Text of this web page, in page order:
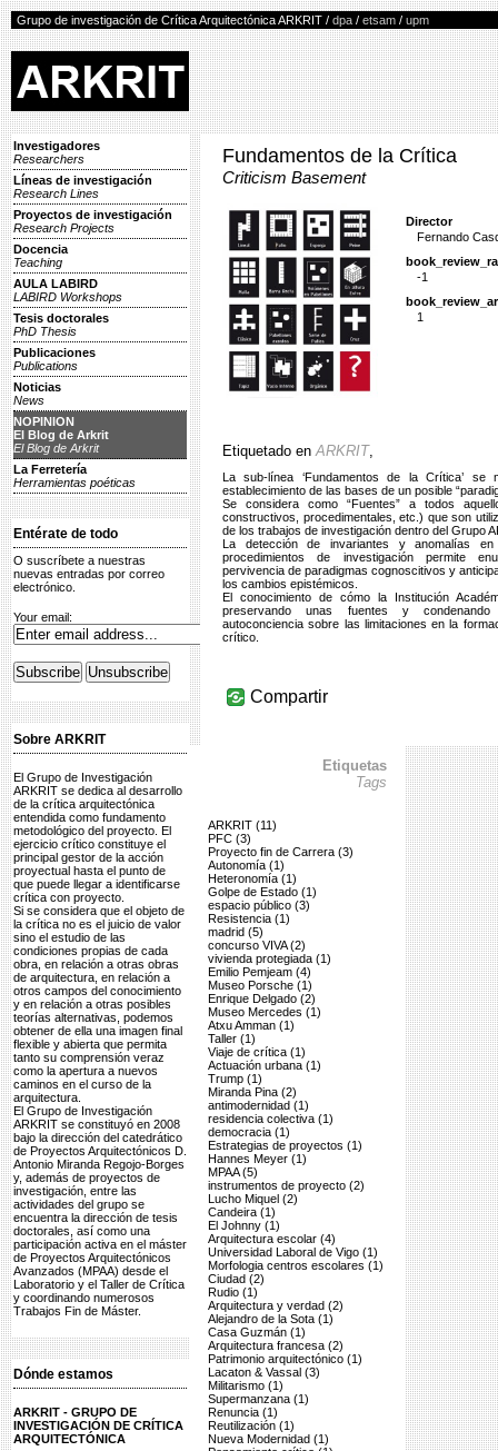
Grupo de investigación de Crítica Arquitectónica ARKRIT / dpa / etsam / upm
Investigadores
Researchers
Líneas de investigación
Research Lines
Proyectos de investigación
Research Projects
Docencia
Teaching
AULA LABIRD
LABIRD Workshops
Tesis doctorales
PhD Thesis
Publicaciones
Publications
Noticias
News
NOPINION
El Blog de Arkrit
El Blog de Arkrit
La Ferretería
Herramientas poéticas
Entérate de todo
O suscríbete a nuestras
nuevas entradas por correo
electrónico.
Your email:
Sobre ARKRIT
El Grupo de Investigación
ARKRIT se dedica al desarrollo
de la crítica arquitectónica
entendida como fundamento
metodológico del proyecto. El
ejercicio crítico constituye el
principal gestor de la acción
proyectual hasta el punto de
que puede llegar a identificarse
crítica con proyecto.
Si se considera que el objeto de
la crítica no es el juicio de valor
sino el estudio de las
condiciones propias de cada
obra, en relación a otras obras
de arquitectura, en relación a
otros campos del conocimiento
y en relación a otras posibles
teorías alternativas, podemos
obtener de ella una imagen final
flexible y abierta que permita
tanto su comprensión veraz
como la apertura a nuevos
caminos en el curso de la
arquitectura.
El Grupo de Investigación
ARKRIT se constituyó en 2008
bajo la dirección del catedrático
de Proyectos Arquitectónicos D.
Antonio Miranda Regojo-Borges
y, además de proyectos de
investigación, entre las
actividades del grupo se
encuentra la dirección de tesis
doctorales, así como una
participación activa en el máster
de Proyectos Arquitectónicos
Avanzados (MPAA) desde el
Laboratorio y el Taller de Crítica
y coordinando numerosos
Trabajos Fin de Máster.
Dónde estamos
ARKRIT - GRUPO DE
INVESTIGACIÓN DE CRÍTICA
ARQUITECTÓNICA
Fundamentos de la Crítica
Criticism Basement
Director
Fernando
-1
1
Etiquetado enARKRIT,
La sub-línea ‘Fundamentos de la Crítica’ se
establecimiento de las bases de un posible
Se considera como “Fuentes” a todos
constructivos, procedimentales, etc.) que son
de los trabajos de investigación dentro del Grupo
La detección de invariantes y anomalías
procedimientos de investigación permite
pervivencia de paradigmas cognoscitivos y
los cambios epistémicos.
El conocimiento de cómo la Institución
preservando unas fuentes y
autoconciencia sobre las limitaciones en la
crítico.
Compartir
Etiquetas
Tags
ARKRIT (11)
PFC (3)
Proyecto fin de Carrera (3)
Autonomía (1)
Heteronomía (1)
Golpe de Estado (1)
espacio público (3)
Resistencia (1)
madrid (5)
concurso VIVA (2)
vivienda protegiada (1)
Emilio Pemjeam (4)
Museo Porsche (1)
Enrique Delgado (2)
Museo Mercedes (1)
Atxu Amman (1)
Taller (1)
Viaje de crítica (1)
Actuación urbana (1)
Trump (1)
Miranda Pina (2)
antimodernidad (1)
residencia colectiva (1)
democracia (1)
Estrategias de proyectos (1)
Hannes Meyer (1)
MPAA (5)
instrumentos de proyecto (2)
Lucho Miquel (2)
Candeira (1)
El Johnny (1)
Arquitectura escolar (4)
Universidad Laboral de Vigo (1)
Morfologia centros escolares (1)
Ciudad (2)
Rudio (1)
Arquitectura y verdad (2)
Alejandro de la Sota (1)
Casa Guzmán (1)
Arquitectura francesa (2)
Patrimonio arquitectónico (1)
Lacaton & Vassal (3)
Militarismo (1)
Supermanzana (1)
Renuncia (1)
Reutilización (1)
Nueva Modernidad (1)